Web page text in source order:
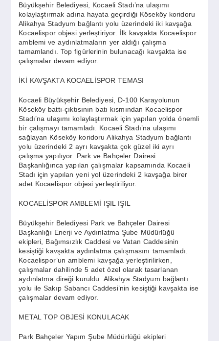
DÜNYA
SAĞLIK
SPOR
YAŞAM
Büyükşehir Belediyesi, Kocaeli Stadı’na ulaşımı
kolaylaştırmak adına hayata geçirdiği Köseköy koridoru
Alikahya Stadyum bağlantı yolu üzerindeki iki kavşağa
Kocaelispor objesi yerleştiriyor. İlk kavşakta Kocaelispor
amblemi ve aydınlatmaların yer aldığı çalışma
tamamlandı. Top figürlerinin bulunacağı kavşakta ise
çalışmalar devam ediyor.
İKİ KAVŞAKTA KOCAELİSPOR TEMASI
Kocaeli Büyükşehir Belediyesi, D-100 Karayolunun
Köseköy battı-çıktısının batı kısmından Kocaelispor
Stadı’na ulaşımı kolaylaştırmak için yapılan yolda önemli
bir çalışmayı tamamladı. Kocaeli Stadı’na ulaşımı
sağlayan Köseköy koridoru Alikahya Stadyum bağlantı
yolu üzerindeki 2 ayrı kavşakta çok güzel iki ayrı
çalışma yapılıyor. Park ve Bahçeler Dairesi
Başkanlığınca yapılan çalışmalar kapsamında Kocaeli
Stadı için yapılan yeni yol üzerindeki 2 kavşağa birer
adet Kocaelispor objesi yerleştiriliyor.
KOCAELİSPOR AMBLEMİ IŞIL IŞIL
Büyükşehir Belediyesi Park ve Bahçeler Dairesi
Başkanlığı Enerji ve Aydınlatma Şube Müdürlüğü
ekipleri, Bağımsızlık Caddesi ve Vatan Caddesinin
kesiştiği kavşakta aydınlatma çalışmasını tamamladı.
Kocaelispor’un amblemi kavşağa yerleştirilirken,
çalışmalar dahilinde 5 adet özel olarak tasarlanan
aydınlatma direği kuruldu. Alikahya Stadyum bağlantı
yolu ile Sakıp Sabancı Caddesi’nin kesiştiği kavşakta ise
çalışmalar devam ediyor.
METAL TOP OBJESİ KONULACAK
Park Bahçeler Yapım Şube Müdürlüğü ekipleri